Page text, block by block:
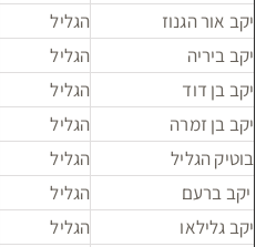
יקב אור הגנוז
הגליל
יקב ביריה
הגליל
יקב בן דוד
הגליל
יקב בן זמרה
הגליל
בוטיק הגליל
הגליל
יקב ברעם
הגליל
יקב גלילאו
הגליל